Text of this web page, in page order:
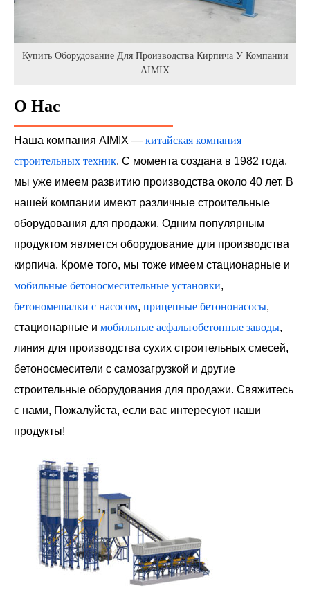
Купить Оборудование Для Производства Кирпича У Компании
AIMIX
О Нас
Наша компания AIMIX — китайская компания
строительных техник. С момента создана в 1982 года,
мы уже имеем развитию производства около 40 лет. В
нашей компании имеют различные строительные
оборудования для продажи. Одним популярным
продуктом является оборудование для производства
кирпича. Кроме того, мы тоже имеем стационарные и
мобильные бетоносмесительные установки,
бетономешалки с насосом, прицепные бетононасосы,
стационарные и мобильные асфальтобетонные заводы,
линия для производства сухих строительных смесей,
бетоносмесители с самозагрузкой и другие
строительные оборудования для продажи. Свяжитесь
с нами, Пожалуйста, если вас интересуют наши
продукты!